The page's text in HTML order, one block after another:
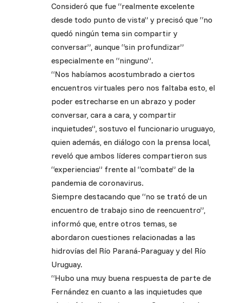
Consideró que fue “realmente excelente
desde todo punto de vista” y precisó que “no
quedó ningún tema sin compartir y
conversar”, aunque “sin profundizar”
especialmente en “ninguno”.
“Nos habíamos acostumbrado a ciertos
encuentros virtuales pero nos faltaba esto, el
poder estrecharse en un abrazo y poder
conversar, cara a cara, y compartir
inquietudes”, sostuvo el funcionario uruguayo,
quien además, en diálogo con la prensa local,
reveló que ambos líderes compartieron sus
“experiencias” frente al “combate” de la
pandemia de coronavirus.
Siempre destacando que “no se trató de un
encuentro de trabajo sino de reencuentro”,
informó que, entre otros temas, se
abordaron cuestiones relacionadas a las
hidrovías del Río Paraná-Paraguay y del Río
Uruguay.
“Hubo una muy buena respuesta de parte de
Fernández en cuanto a las inquietudes que